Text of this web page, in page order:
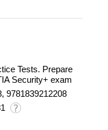
Tests. Prepare
Security+ exam
9781839212208